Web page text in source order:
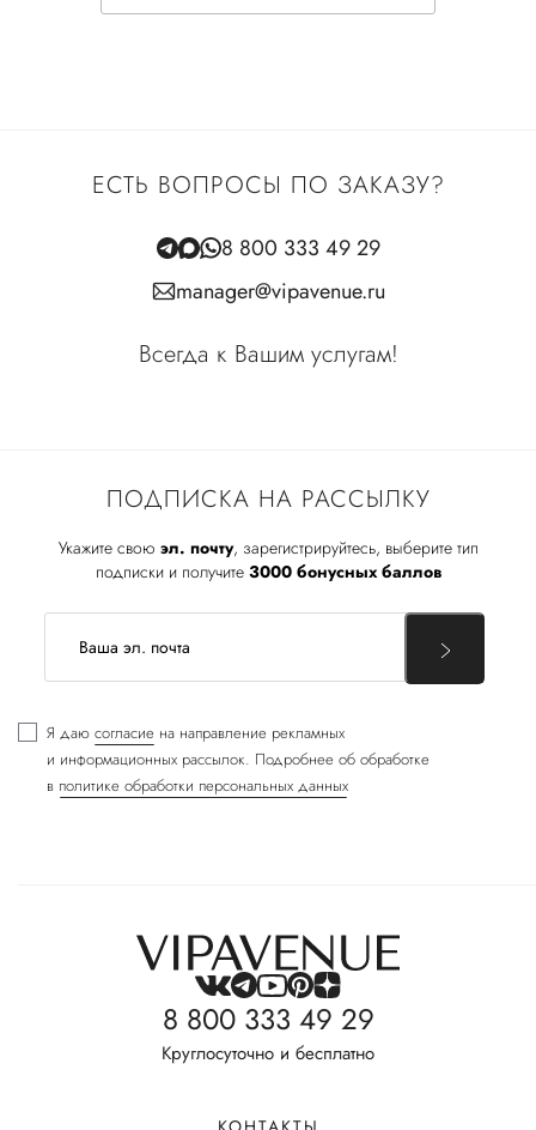
ПОДПИСКА НА РАССЫЛКУ
Укажите свою эл. почту, зарегистрируйтесь, выберите тип
подписки и получите 3000 бонусных баллов
Я даю согласие на направление рекламных
и информационных рассылок. Подробнее об обработке
в политике обработки персональных данных
ЕСТЬ ВОПРОСЫ ПО ЗАКАЗУ?
8 800 333 49 29
manager@vipavenue.ru
Всегда к Вашим услугам!
8 800 333 49 29
Круглосуточно и бесплатно